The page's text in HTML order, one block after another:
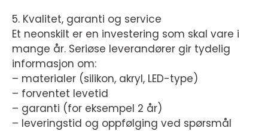
5. Kvalitet, garanti og service
Et neonskilt er en investering som skal vare i
mange år. Seriøse leverandører gir tydelig
informasjon om:
– materialer (silikon, akryl, LED-type)
– forventet levetid
– garanti (for eksempel 2 år)
– leveringstid og oppfølging ved spørsmål